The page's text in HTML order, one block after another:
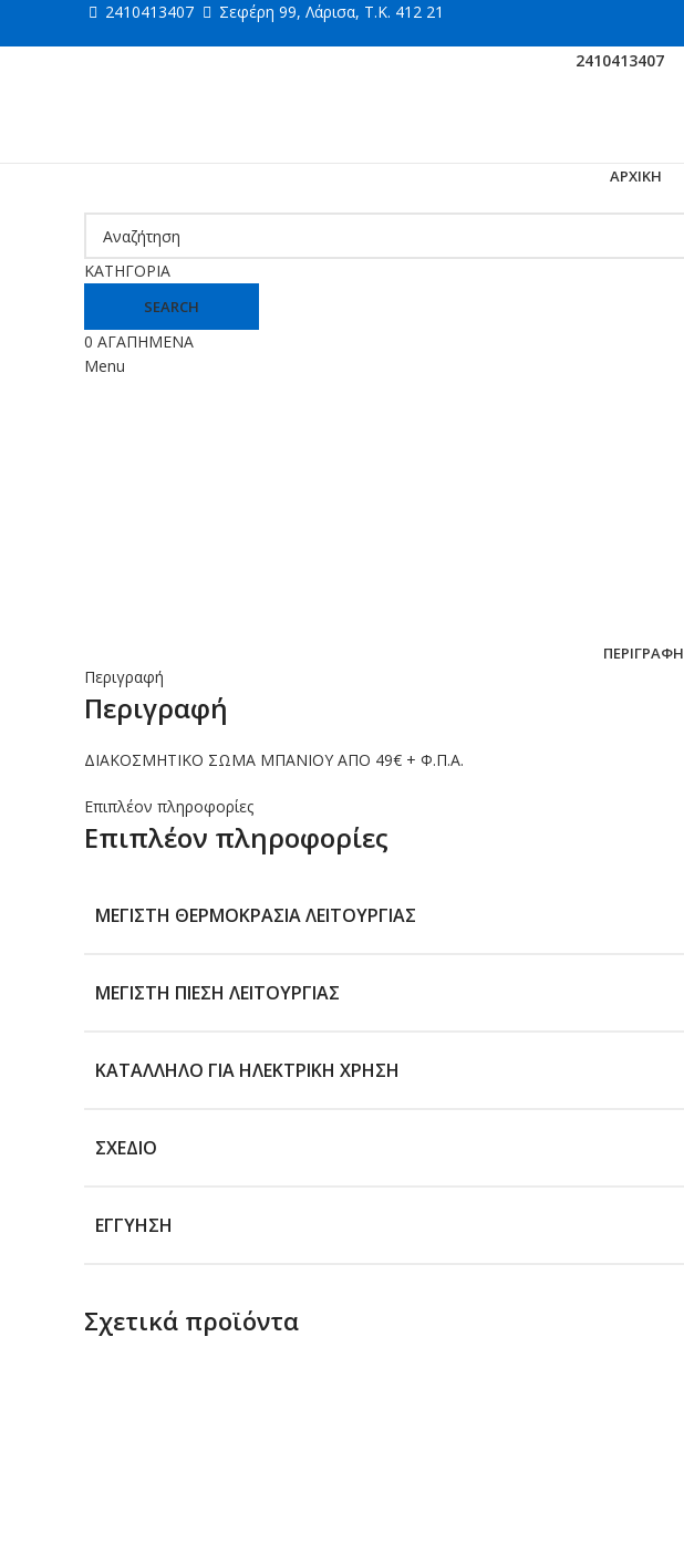
2410413407 Σεφέρη 99, Λάρισα, Τ.Κ. 412 21
2410413407
ΚΑΤΗΓΟΡΙΑ
SEARCH
0 ΑΓΑΠΗΜΕΝΑ
Menu
ΑΡΧΙΚΗ
Κάντε κλικ για μεγέθυνση
ΠΕΡΙΓΡΑΦΉ
Περιγραφή
Περιγραφή
ΔΙΑΚΟΣΜΗΤΙΚΟ ΣΩΜΑ ΜΠΑΝΙΟΥ ΑΠΟ 49€ + Φ.Π.Α.
Επιπλέον πληροφορίες
Επιπλέον πληροφορίες
ΜΈΓΙΣΤΗ ΘΕΡΜΟΚΡΑΣΊΑ ΛΕΙΤΟΥΡΓΊΑΣ
ΜΈΓΙΣΤΗ ΠΊΕΣΗ ΛΕΙΤΟΥΡΓΊΑΣ
ΚΑΤΆΛΛΗΛΟ ΓΙΑ ΗΛΕΚΤΡΙΚΉ ΧΡΉΣΗ
ΣΧΈΔΙΟ
ΕΓΓΎΗΣΗ
Σχετικά προϊόντα